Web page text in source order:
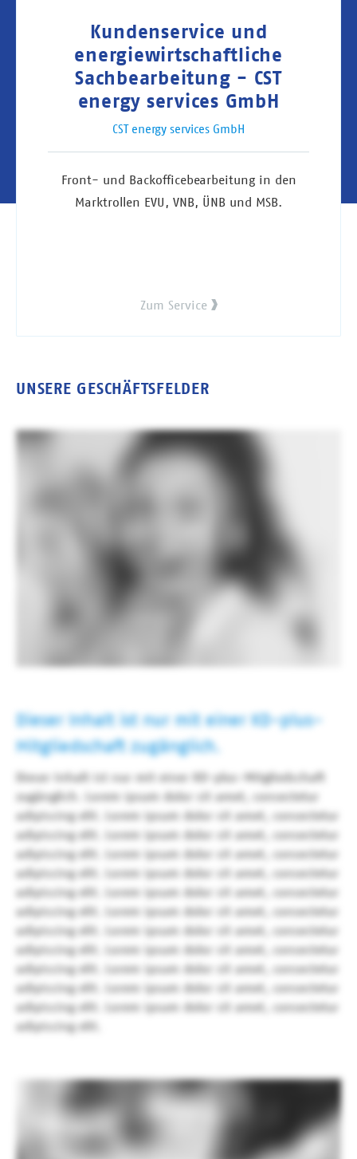
Kundenservice und
energiewirtschaftliche
Sachbearbeitung - CST
energy services GmbH
CST energy services GmbH
Front- und Backofficebearbeitung in den
Marktrollen EVU, VNB, ÜNB und MSB.
Zum Service
UNSERE GESCHÄFTSFELDER
Dieser Inhalt ist nur mit einer KD-plus-
Mitgliedschaft zugänglich.
Dieser Inhalt ist nur mit einer KD-plus-Mitgliedschaft
zugänglich. Lorem ipsum dolor sit amet, consectetur
adipiscing elit. Lorem ipsum dolor sit amet, consectetur
adipiscing elit. Lorem ipsum dolor sit amet, consectetur
adipiscing elit. Lorem ipsum dolor sit amet, consectetur
adipiscing elit. Lorem ipsum dolor sit amet, consectetur
adipiscing elit. Lorem ipsum dolor sit amet, consectetur
adipiscing elit. Lorem ipsum dolor sit amet, consectetur
adipiscing elit. Lorem ipsum dolor sit amet, consectetur
adipiscing elit. Lorem ipsum dolor sit amet, consectetur
adipiscing elit. Lorem ipsum dolor sit amet, consectetur
adipiscing elit. Lorem ipsum dolor sit amet, consectetur
adipiscing elit. Lorem ipsum dolor sit amet, consectetur
adipiscing elit.